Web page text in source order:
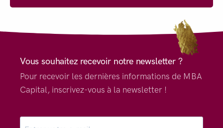
Vous souhaitez recevoir notre newsletter ?
Pour recevoir les dernières informations de MBA
Capital, inscrivez-vous à la newsletter !